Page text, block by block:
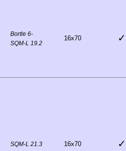
Bortle 6-
SQM-L 19.2
16x70 ✓
SQM-L 21.3 16x70 ✓